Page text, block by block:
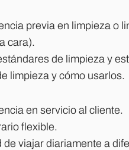
previa en limpieza o
cara).
de limpieza y
limpieza y cómo usarlos.
en servicio al cliente.
flexible.
de viajar diariamente a